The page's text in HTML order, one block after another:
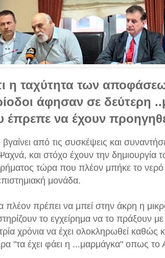
η ταχύτητα των
άφησαν σε δεύτερη
έπρεπε να έχουν
από τις συσκέψεις και
και στόχο έχουν την δημιουργία
τώρα που πλέον μπήκε το νερό
μονάδα.
πρέπει να μπεί στην άκρη η
το εγχείρημα να το πράξουν
χρόνια να έχει ολοκληρωθεί καθώς
"τα έχει φάει η ...μαρμάγκα" οπως το